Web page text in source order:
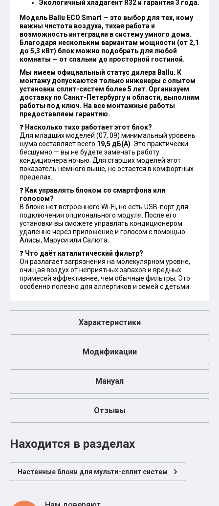
Экологичный хладагент R32 и гарантия 3 года.
Модель Ballu ECO Smart — это выбор для тех, кому
важны чистота воздуха, тихая работа и
возможность интеграции в систему умного дома.
Благодаря нескольким вариантам мощности (от 2,1
до 5,3 кВт) блок можно подобрать для любой
комнаты — от спальни до просторной гостиной.
Мы имеем официальный статус дилера Ballu. К
монтажу допускаются только инженеры с опытом
установки сплит-систем более 5 лет. Организуем
доставку по Санкт-Петербургу и области, выполним
работы под ключ. На все монтажные работы
предоставляем гарантию.
❓ Насколько тихо работает этот блок?
Для младших моделей (07, 09) минимальный уровень
шума составляет всего 19,5 дБ(А) . Это практически
бесшумно — вы не будете замечать работу
кондиционера ночью. Для старших моделей этот
показатель немного выше, но остаётся в комфортных
пределах.
❓ Как управлять блоком со смартфона или
голосом?
В блоке нет встроенного Wi-Fi, но есть USB-порт для
подключения опционального модуля. После его
установки вы сможете управлять кондиционером
удалённо через приложение и голосом с помощью
Алисы, Маруси или Салюта.
❓ Что даёт каталитический фильтр?
Он разлагает загрязнения на молекулярном уровне,
очищая воздух от неприятных запахов и вредных
примесей эффективнее, чем обычные фильтры. Это
особенно полезно для аллергиков и семей с детьми.
Характеристики
Модификации
Мануал
Отзывы
Находится в разделах
Настенные блоки для мульти-сплит систем